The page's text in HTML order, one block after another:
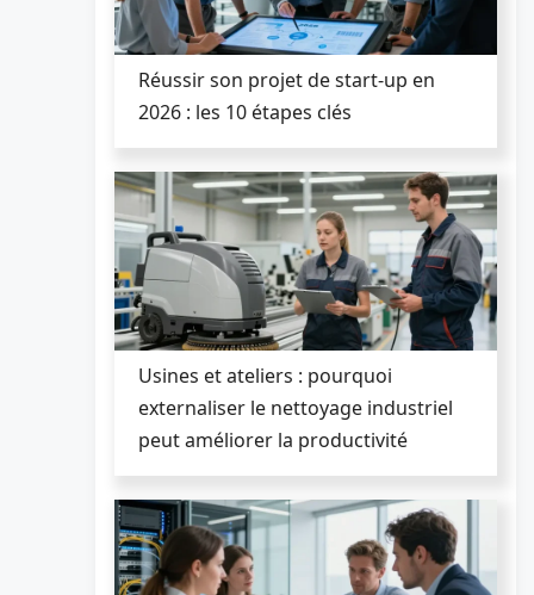
Réussir son projet de start-up en
2026 : les 10 étapes clés
Usines et ateliers : pourquoi
externaliser le nettoyage industriel
peut améliorer la productivité